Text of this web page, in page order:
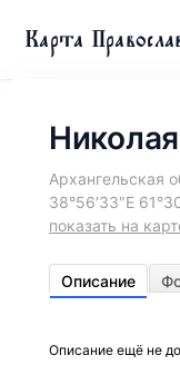
Карта
Архангельская
38°56′33″E
показать на
Описание
Описание ещё не